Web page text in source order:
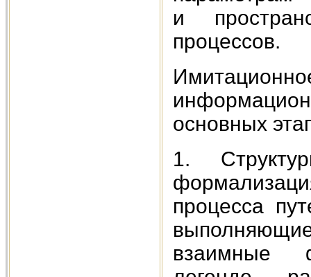
и
процессов.
основных
1.
процесса
взаимные